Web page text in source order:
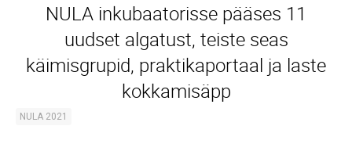
NULA inkubaatorisse pääses 11
uudset algatust, teiste seas
käimisgrupid, praktikaportaal ja laste
kokkamisäpp
NULA 2021